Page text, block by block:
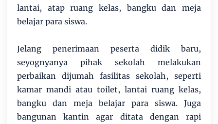
lantai, atap ruang kelas, bangku dan meja
belajar para siswa.
Jelang penerimaan peserta didik baru,
seyognyanya pihak sekolah melakukan
perbaikan dijumah fasilitas sekolah, seperti
kamar mandi atau toilet, lantai ruang kelas,
bangku dan meja belajar para siswa. Juga
bangunan kantin agar ditata dengan rapi